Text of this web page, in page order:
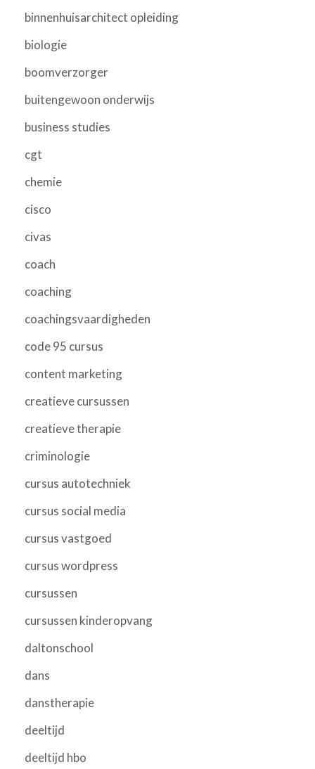
binnenhuisarchitect opleiding
biologie
boomverzorger
buitengewoon onderwijs
business studies
cgt
chemie
cisco
civas
coach
coaching
coachingsvaardigheden
code 95 cursus
content marketing
creatieve cursussen
creatieve therapie
criminologie
cursus autotechniek
cursus social media
cursus vastgoed
cursus wordpress
cursussen
cursussen kinderopvang
daltonschool
dans
danstherapie
deeltijd
deeltijd hbo